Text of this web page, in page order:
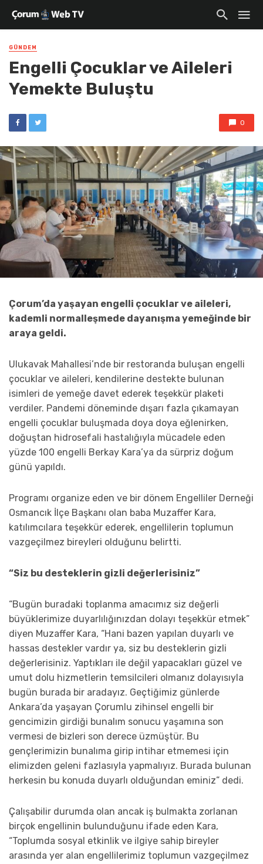
GÜNDEM
Engelli Çocuklar ve Aileleri
Yemekte Buluştu
0
Çorum’da yaşayan engelli çocuklar ve aileleri,
kademli normalleşmede dayanışma yemeğinde bir
araya geldi.
Ulukavak Mahallesi’nde bir restoranda buluşan engelli
çocuklar ve aileleri, kendilerine destekte bulunan
isimleri de yemeğe davet ederek teşekkür plaketi
verdiler. Pandemi döneminde dışarı fazla çıkamayan
engelli çocuklar buluşmada doya doya eğlenirken,
doğuştan hidrosefali hastalığıyla mücadele eden
yüzde 100 engelli Berkay Kara’ya da sürpriz doğum
günü yapıldı.
Programı organize eden ve bir dönem Engelliler Derneği
Osmancık İlçe Başkanı olan baba Muzaffer Kara,
katılımcılara teşekkür ederek, engellilerin toplumun
vazgeçilmez bireyleri olduğunu belirtti.
“Siz bu desteklerin gizli değerlerisiniz”
“Bugün buradaki toplanma amacımız siz değerli
büyüklerimize duyarlılığınızdan dolayı teşekkür etmek”
diyen Muzaffer Kara, “Hani bazen yapılan duyarlı ve
hassas destekler vardır ya, siz bu desteklerin gizli
değerlerisiniz. Yaptıkları ile değil yapacakları güzel ve
umut dolu hizmetlerin temsilcileri olmanız dolayısıyla
bugün burada bir aradayız. Geçtiğimiz günlerde
Ankara’da yaşayan Çorumlu zihinsel engelli bir
gencimizin girdiği bunalım sonucu yaşamına son
vermesi de bizleri son derece üzmüştür. Bu
gençlerimizin bunalıma girip intihar etmemesi için
elimizden geleni fazlasıyla yapmalıyız. Burada bulunan
herkesin bu konuda duyarlı olduğundan eminiz” dedi.
Çalışabilir durumda olan ancak iş bulmakta zorlanan
birçok engellinin bulunduğunu ifade eden Kara,
“Toplumda sosyal etkinlik ve ilgiye sahip bireyler
arasında yer alan engellilerimiz toplumun vazgeçilmez